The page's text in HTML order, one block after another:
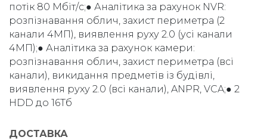
потік 80 Мбіт/с;● Аналітика за рахунок NVR:
розпізнавання облич, захист периметра (2
канали 4МП), виявлення руху 2.0 (усі канали
4МП);● Аналітика за рахунок камери:
розпізнавання облич, захист периметра (всі
канали), викидання предметів із будівлі,
виявлення руху 2.0 (всі канали), ANPR, VCA;● 2
HDD до 16Тб
ДОСТАВКА